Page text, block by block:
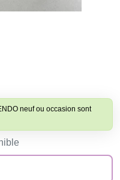
neuf ou occasion sont